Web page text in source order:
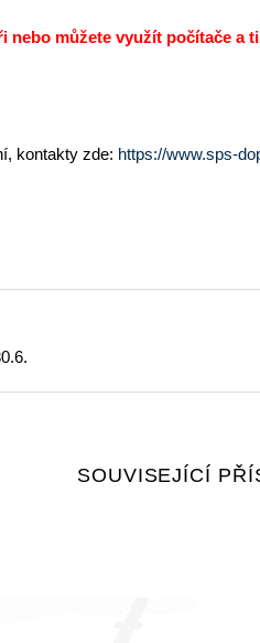
můžete využít počítače
kontakty zde: https://www.sps-
SOUVISEJÍCÍ